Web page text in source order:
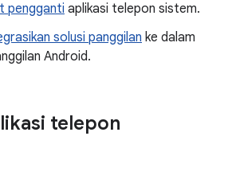
pengganti aplikasi telepon sistem.
solusi panggilan ke dalam
Android.
telepon